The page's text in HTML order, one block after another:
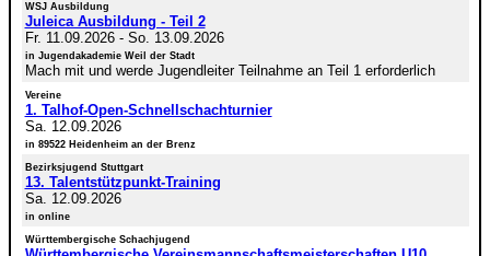
WSJ Ausbildung
Juleica Ausbildung - Teil 2
Fr. 11.09.2026- So. 13.09.2026
in Jugendakademie Weil der Stadt
Mach mit und werde Jugendleiter Teilnahme an Teil 1 erforderlich
Vereine
1. Talhof-Open-Schnellschachturnier
Sa. 12.09.2026
in 89522 Heidenheim an der Brenz
Bezirksjugend Stuttgart
13. Talentstützpunkt-Training
Sa. 12.09.2026
in online
Württembergische Schachjugend